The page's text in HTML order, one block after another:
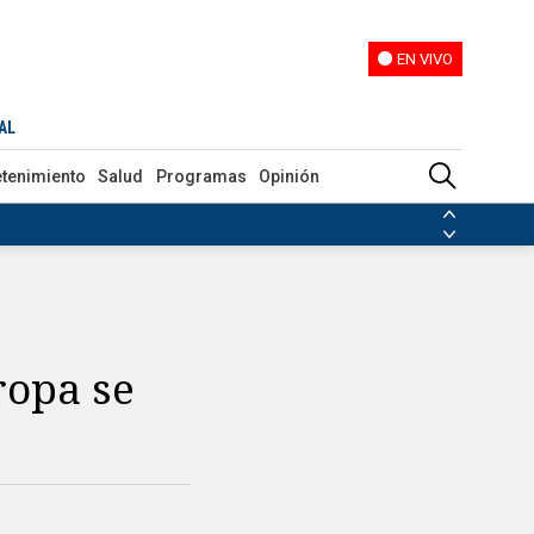
EN VIVO
Salud Programas Opinión
se